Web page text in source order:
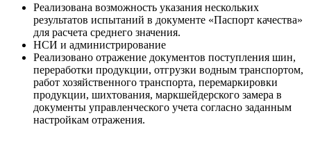
Реализована возможность указания нескольких
результатов испытаний в документе «Паспорт качества»
для расчета среднего значения.
НСИ и администрирование
Реализовано отражение документов поступления шин,
переработки продукции, отгрузки водным транспортом,
работ хозяйственного транспорта, перемаркировки
продукции, шихтования, маркшейдерского замера в
документы управленческого учета согласно заданным
настройкам отражения.